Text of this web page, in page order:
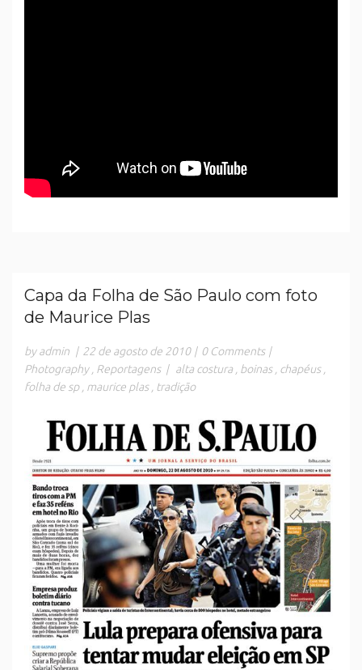
Capa da Folha de São Paulo com foto
de Maurice Plas
by admin | 22 de agosto de 2010 | 0 Comments |
Photography
Reportagens | alta costura boinas chapéus
folha de sp
maurice plas tradição